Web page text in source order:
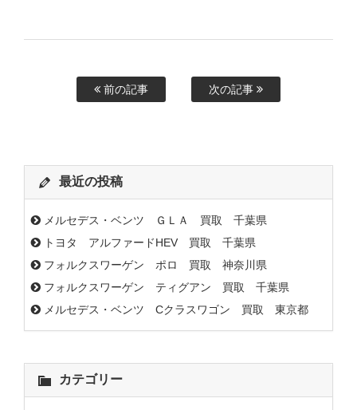
前の記事 次の記事
最近の投稿
メルセデス・ベンツ ＧＬＡ 買取 千葉県
トヨタ アルファードHEV 買取 千葉県
フォルクスワーゲン ポロ 買取 神奈川県
フォルクスワーゲン ティグアン 買取 千葉県
メルセデス・ベンツ Cクラスワゴン 買取 東京都
カテゴリー